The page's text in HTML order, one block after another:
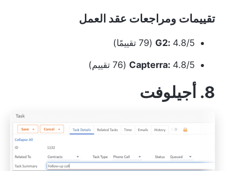
تقييمات ومراجعات عقد العمل
G2: 4.8/5 (79 تقييمًا)
Capterra: 4.8/5 (76 تقييم)
8. أجيلوفت